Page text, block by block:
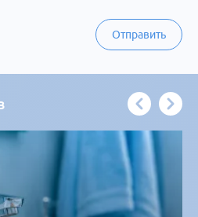
Отправить